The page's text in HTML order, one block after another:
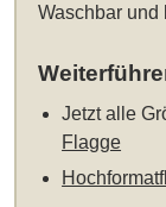
Waschbar und
Jetzt alle
Flagge